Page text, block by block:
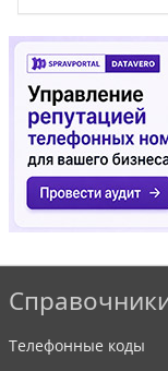
Телефонные коды